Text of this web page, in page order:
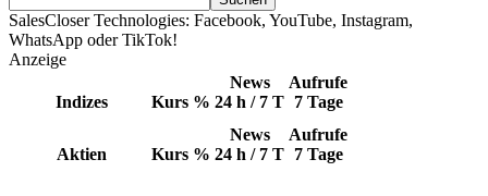
SalesCloser Technologies: Facebook, YouTube, Instagram,
WhatsApp oder TikTok!
Anzeige
Indizes Kurs %
News
24 h / 7 T
Aufrufe
7 Tage
Aktien Kurs %
News
24 h / 7 T
Aufrufe
7 Tage